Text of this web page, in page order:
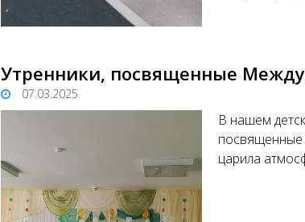
Утренники, посвященные
07.03.2025
В нашем
посвященные
царила